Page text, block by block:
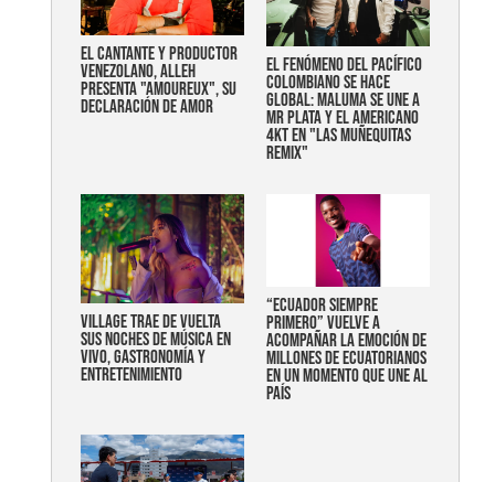
EL CANTANTE Y PRODUCTOR
VENEZOLANO, ALLEH
PRESENTA "AMOUREUX", SU
DECLARACIÓN DE AMOR
EL FENÓMENO DEL PACÍFICO
COLOMBIANO SE HACE
GLOBAL: MALUMA SE UNE A
MR PLATA Y EL AMERICANO
4KT EN "LAS MUÑEQUITAS
REMIX"
Village trae de vuelta
sus noches de música en
vivo, gastronomía y
entretenimiento
“Ecuador siempre
primero” vuelve a
acompañar la emoción de
millones de ecuatorianos
en un momento que une al
país